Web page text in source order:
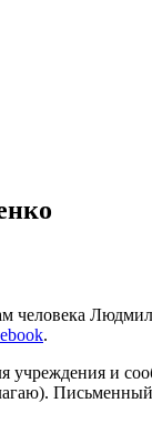
человека
.
учреждения и